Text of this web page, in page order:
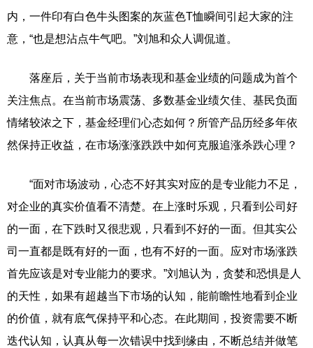
内，一件印有白色牛头图案的灰蓝色T恤瞬间引起大家的注
意，“也是想沾点牛气吧。”刘旭和众人调侃道。
落座后，关于当前市场表现和基金业绩的问题成为首个
关注焦点。在当前市场震荡、多数基金业绩欠佳、基民负面
情绪较浓之下，基金经理们心态如何？所管产品历经多年依
然保持正收益，在市场涨涨跌跌中如何克服追涨杀跌心理？
“面对市场波动，心态不好其实对应的是专业能力不足，
对企业的真实价值看不清楚。在上涨时乐观，只看到公司好
的一面，在下跌时又很悲观，只看到不好的一面。但其实公
司一直都是既有好的一面，也有不好的一面。应对市场涨跌
首先应该是对专业能力的要求。”刘旭认为，贪婪和恐惧是人
的天性，如果有超越当下市场的认知，能前瞻性地看到企业
的价值，就有底气保持平和心态。在此期间，投资需要不断
迭代认知，认真从每一次错误中找到缘由，不断总结并做笔